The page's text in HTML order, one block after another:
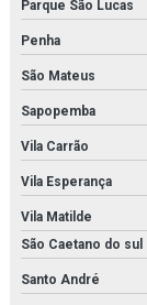
Modelo
Modelo
Modelo
Modelo
Modelo
Modelo
Parque São Lucas
Penha
São Mateus
Sapopemba
Vila Carrão
Vila Esperança
Vila Matilde
São Caetano do sul
Santo André